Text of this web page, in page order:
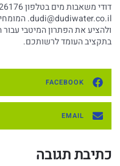
דודי משאבות מים בטלפון 073-7826176 או בדוא"ל
dudi@dudiwater.co.il
.
ולהציע את הפתרון המיטבי
בתקציב העומד לרשותכם.
FACEBOOK
EMAIL
כתיבת תגובה